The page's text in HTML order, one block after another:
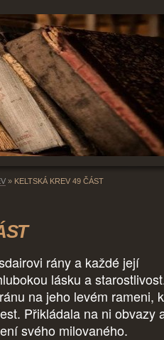
» KELTSKÁ KREV 49 ČÁST
rány a každé její
lásku a
na jeho levém rameni,
Přikládala na ni obvazy
svého milovaného.